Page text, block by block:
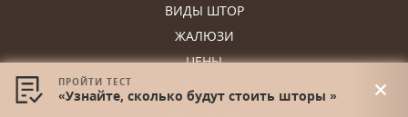
ВИДЫ ШТОР
ЖАЛЮЗИ
ЦЕНЫ
АКЦИИ
ПРОЙТИ ТЕСТ
«Узнайте, сколько будут стоить шторы »